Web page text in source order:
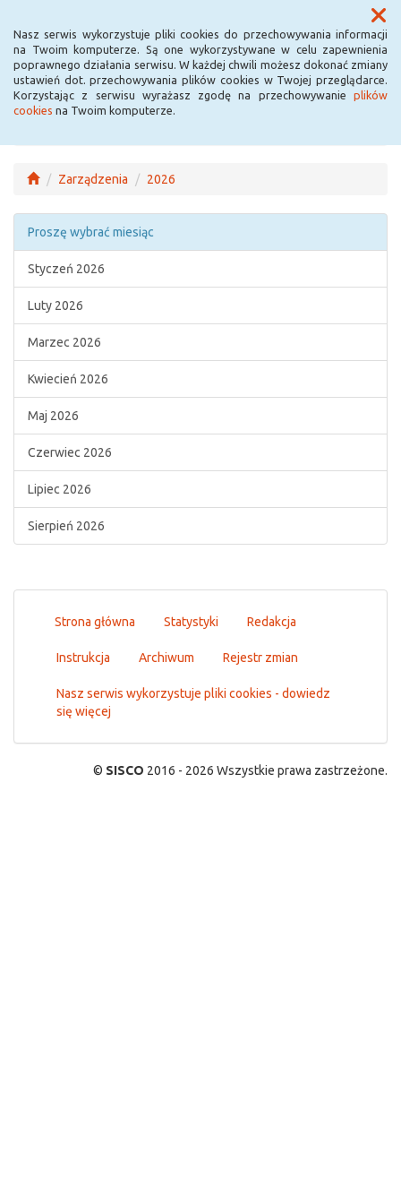
Nasz serwis wykorzystuje pliki cookies do przechowywania informacji
na Twoim komputerze. Są one wykorzystywane w celu zapewnienia
poprawnego działania serwisu. W każdej chwili możesz dokonać zmiany
ustawień dot. przechowywania plików cookies w Twojej przeglądarce.
Korzystając z serwisu wyrażasz zgodę na przechowywanie plików
cookies na Twoim komputerze.
Menu
Zarządzenia 2026
Proszę wybrać miesiąc
Styczeń 2026
Luty 2026
Marzec 2026
Kwiecień 2026
Maj 2026
Czerwiec 2026
Lipiec 2026
Sierpień 2026
Strona główna Statystyki Redakcja
Instrukcja Archiwum Rejestr zmian
Nasz serwis wykorzystuje pliki cookies - dowiedz
się więcej
© SISCO 2016 - 2026 Wszystkie prawa zastrzeżone.